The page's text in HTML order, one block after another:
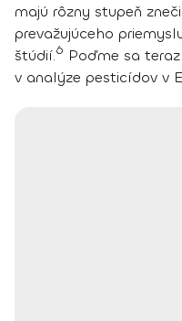
majú rôzny stupeň
prevažujúceho
štúdií.6 Poďme sa
v analýze pesticídov v